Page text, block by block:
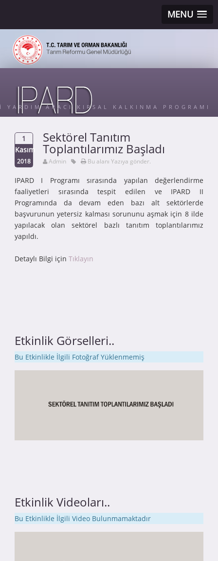
MENU
ARACI KIRSAL KALKINMA PROGRAMI
1
Kasım
2018
Sektörel Tanıtım
Toplantılarımız Başladı
Admin Bu alanı Yazıya gönder.
IPARD I Programı sırasında yapılan değerlendirme
faaliyetleri sırasında tespit edilen ve IPARD II
Programında da devam eden bazı alt sektörlerde
başvurunun yetersiz kalması sorununu aşmak için 8 ilde
yapılacak olan sektörel bazlı tanıtım toplantılarımız
yapıldı.
Detaylı Bilgi için Tıklayın
Etkinlik Görselleri..
Bu Etkinlikle İlgili Fotoğraf Yüklenmemiş
Etkinlik Videoları..
Bu Etkinlikle İlgili Video Bulunmamaktadır